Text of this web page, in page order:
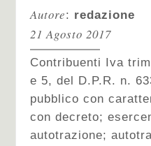
Autore: redazione
21 Agosto 2017
Contribuenti Iva
e 5, del D.P.R. n.
pubblico con
con decreto;
autotrazione;